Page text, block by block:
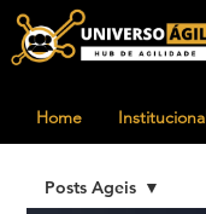
Home Institucional
Posts Ageis